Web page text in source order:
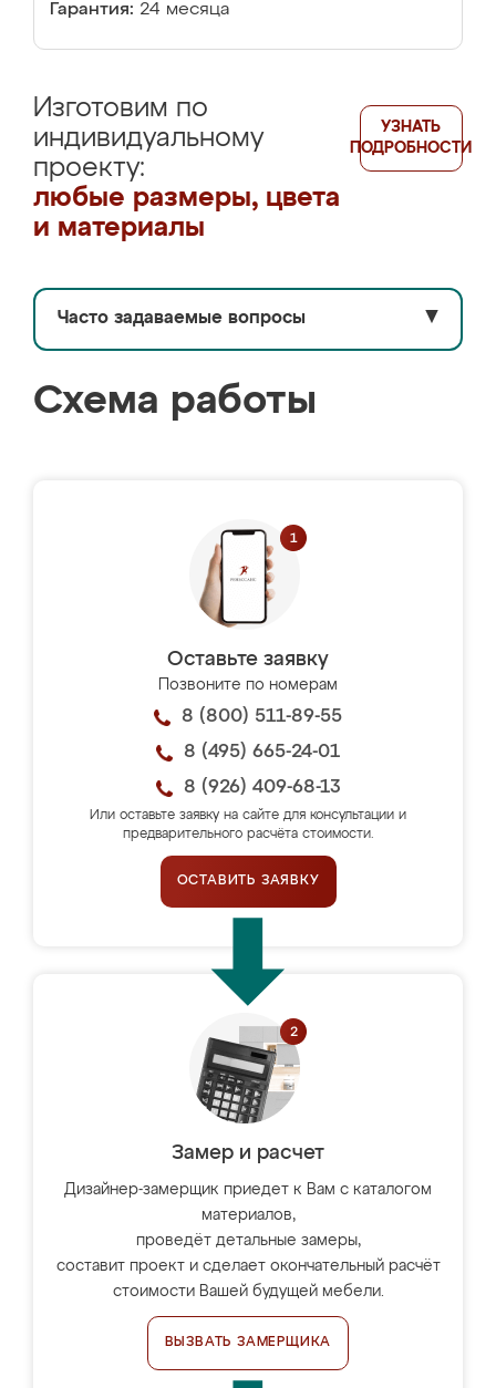
Гарантия: 24 месяца
Изготовим по
индивидуальному
проекту:
любые размеры, цвета
и материалы
УЗНАТЬ
ПОДРОБНОСТИ
Часто задаваемые вопросы ▼
Схема работы
Оставьте заявку
Позвоните по номерам
8 (800) 511-89-55
8 (495) 665-24-01
8 (926) 409-68-13
Или оставьте заявку на сайте для консультации и
предварительного расчёта стоимости.
ОСТАВИТЬ ЗАЯВКУ
Замер и расчет
Дизайнер-замерщик приедет к Вам с каталогом
материалов,
проведёт детальные замеры,
составит проект и сделает окончательный расчёт
стоимости Вашей будущей мебели.
ВЫЗВАТЬ ЗАМЕРЩИКА